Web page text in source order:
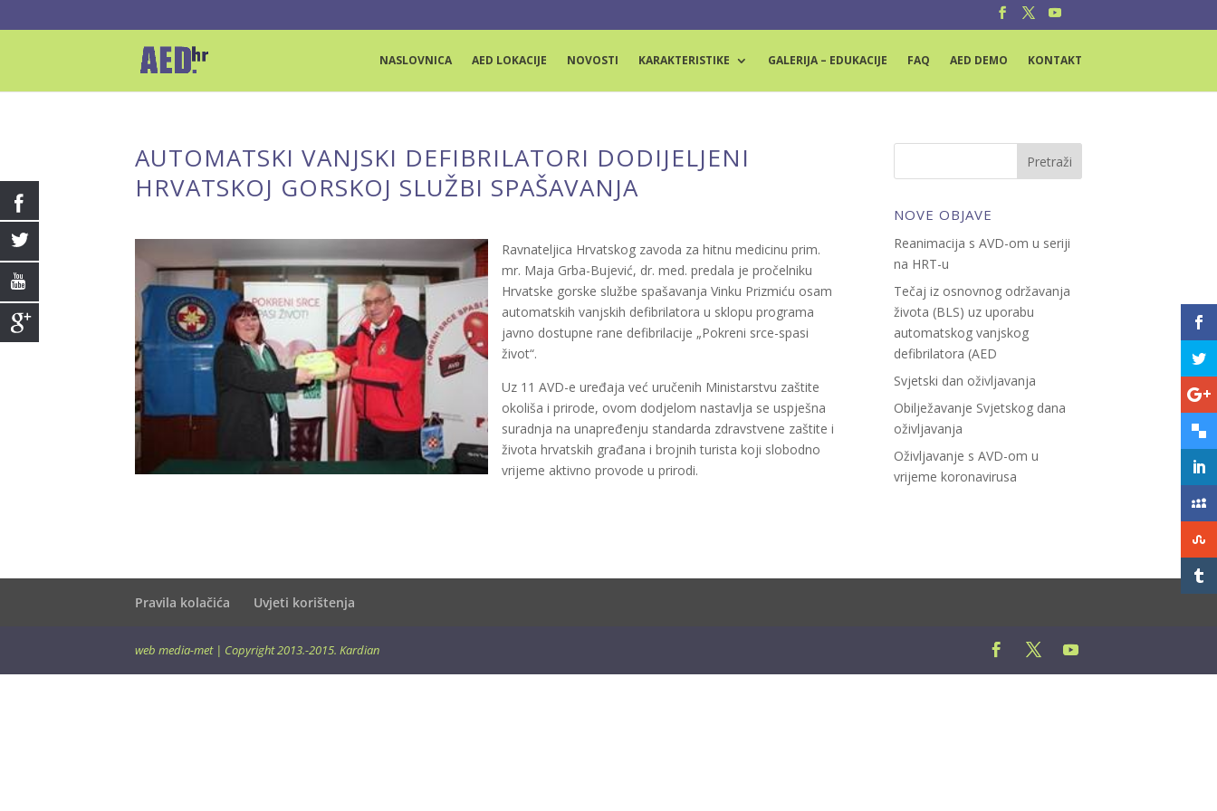
NASLOVNICA AED LOKACIJE NOVOSTI KARAKTERISTIKE GALERIJA – EDUKACIJE FAQ AED DEMO KONTAKT
AUTOMATSKI VANJSKI DEFIBRILATORI DODIJELJENI
HRVATSKOJ GORSKOJ SLUŽBI SPAŠAVANJA
Ravnateljica Hrvatskog zavoda za hitnu medicinu prim.
mr. Maja Grba-Bujević, dr. med. predala je pročelniku
Hrvatske gorske službe spašavanja Vinku Prizmiću osam
automatskih vanjskih defibrilatora u sklopu programa
javno dostupne rane defibrilacije „Pokreni srce-spasi
život“.
Uz 11 AVD-e uređaja već uručenih Ministarstvu zaštite
okoliša i prirode, ovom dodjelom nastavlja se uspješna
suradnja na unapređenju standarda zdravstvene zaštite i
života hrvatskih građana i brojnih turista koji slobodno
vrijeme aktivno provode u prirodi.
NOVE OBJAVE
Reanimacija s AVD-om u seriji
na HRT-u
Tečaj iz osnovnog održavanja
života (BLS) uz uporabu
automatskog vanjskog
defibrilatora (AED
Svjetski dan oživljavanja
Obilježavanje Svjetskog dana
oživljavanja
Oživljavanje s AVD-om u
vrijeme koronavirusa
Pravila kolačića Uvjeti korištenja
webmedia-met| Copyright 2013.-2015.Kardian